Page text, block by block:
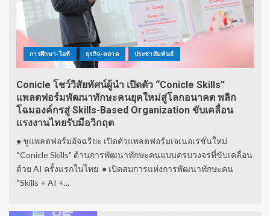
การศึกษา-ไอที ธุรกิจ-ตลาด ประชาสัมพันธ์
Conicle โชว์วิสัยทัศน์ผู้นำ เปิดตัว “Conicle Skills”
แพลตฟอร์มพัฒนาทักษะคนยุคใหม่สู่โลกอนาคต พลิก
โฉมองค์กรสู่ Skills-Based Organization ขับเคลื่อน
แรงงานไทยรับมือวิกฤต
● ชูแพลตฟอร์มอัจฉริยะ เปิดตัวแพลตฟอร์มเจเนอเรชั่นใหม่
“Conicle Skills” ด้านการพัฒนาทักษะคนแบบครบวงจรที่ขับเคลื่อน
ด้วย AI ครั้งแรกในไทย ● เปิดสมการแห่งการพัฒนาทักษะคน
“Skills + AI +...